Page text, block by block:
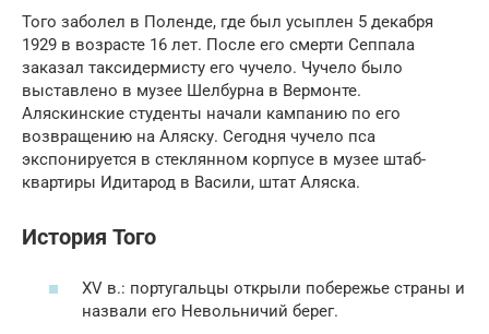
Того заболел в Поленде, где был усыплен 5 декабря
1929 в возрасте 16 лет. После его смерти Сеппала
заказал таксидермисту его чучело. Чучело было
выставлено в музее Шелбурна в Вермонте.
Аляскинские студенты начали кампанию по его
возвращению на Аляску. Сегодня чучело пса
экспонируется в стеклянном корпусе в музее штаб-
квартиры Идитарод в Васили, штат Аляска.
История Того
XV в.: португальцы открыли побережье страны и
назвали его Невольничий берег.